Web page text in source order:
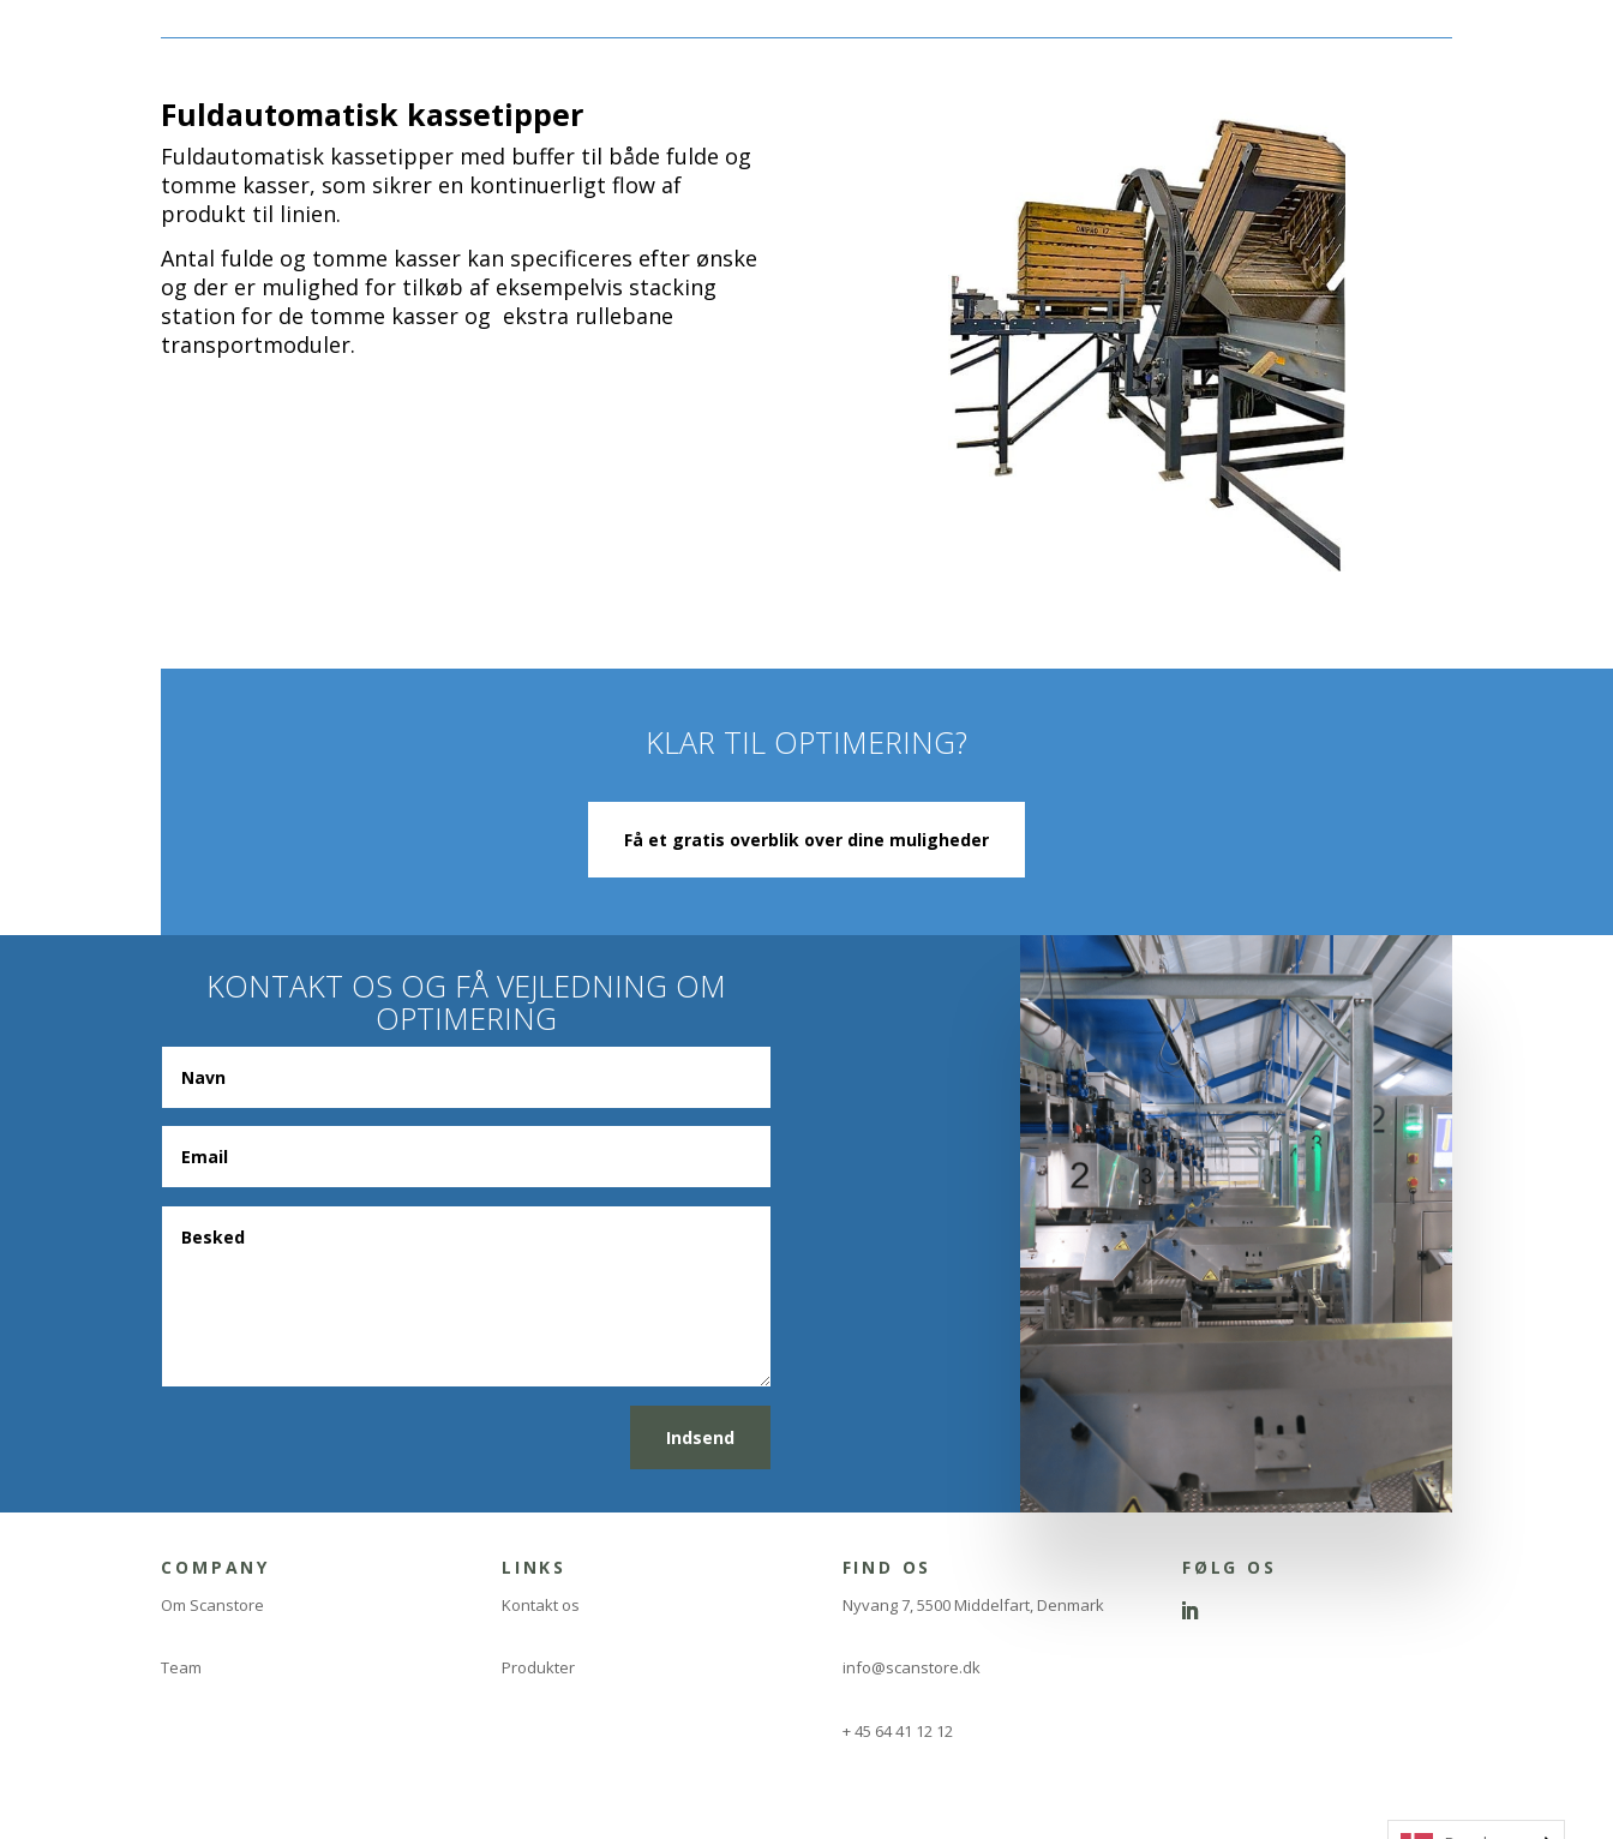
Fuldautomatisk kassetipper
Fuldautomatisk kassetipper med buffer til både fulde og
tomme kasser, som sikrer en kontinuerligt flow af
produkt til linien.
Antal fulde og tomme kasser kan specificeres efter ønske
og der er mulighed for tilkøb af eksempelvis stacking
station for de tomme kasser og ekstra rullebane
transportmoduler.
KLAR TIL OPTIMERING?
Få et gratis overblik over dine muligheder
KONTAKT OS OG FÅ VEJLEDNING OM
OPTIMERING
Indsend
COMPANY
Om Scanstore
Team
LINKS
Kontakt os
Produkter
FIND OS
Nyvang 7, 5500 Middelfart, Denmark
info@scanstore.dk
+ 45 64 41 12 12
FØLG OS